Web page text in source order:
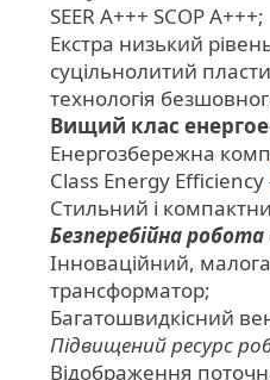
SEER A+++ SCOP A+++;
Екстра низький
суцільнолитий
технологія
Вищий клас
Енергозбережна
Class Energy Efficiency
Стильний і
Безперебійна робота
Інноваційний,
трансформатор;
Багатошвидкісний
Підвищений ресурс
Відображення